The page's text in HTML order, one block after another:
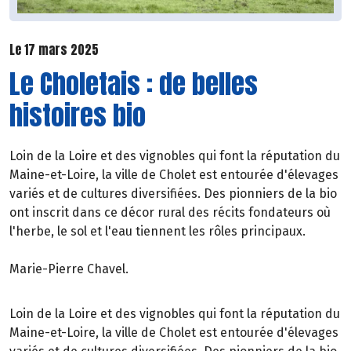
Le 17 mars 2025
Le Choletais : de belles
histoires bio
Loin de la Loire et des vignobles qui font la réputation du
Maine-et-Loire, la ville de Cholet est entourée d'élevages
variés et de cultures diversifiées. Des pionniers de la bio
ont inscrit dans ce décor rural des récits fondateurs où
l'herbe, le sol et l'eau tiennent les rôles principaux.
Marie-Pierre Chavel.
Loin de la Loire et des vignobles qui font la réputation du
Maine-et-Loire, la ville de Cholet est entourée d'élevages